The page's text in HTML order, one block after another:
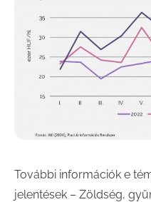
További információk e
jelentések – Zöldség,